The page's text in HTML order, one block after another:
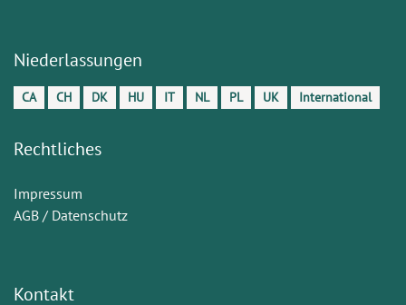
Niederlassungen
CA CH DK HU IT NL PL UK International
Rechtliches
Impressum
AGB / Datenschutz
Kontakt